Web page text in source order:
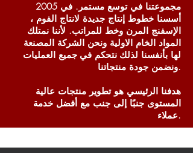
مجموعتنا في توسع مستمر. في 2005
أسسنا خطوط إنتاج جديدة لانتاج الفوم ،
الإسفنج المرن وخط للمراتب. لأننا نمتلك
المواد الخام الاولية ونحن الشركة المصنعة
لها بأنفسنا لذلك نتحكم في جميع العمليات
ونضمن جودة منتجاتنا.
هدفنا الرئيسي هو تطوير منتجات عالية
المستوى جنبًا إلى جنب مع أفضل خدمة
عملاء.